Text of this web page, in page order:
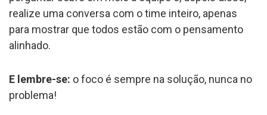
realize uma conversa com o time inteiro, apenas
para mostrar que todos estão com o pensamento
alinhado.
E lembre-se: o foco é sempre na solução, nunca no
problema!